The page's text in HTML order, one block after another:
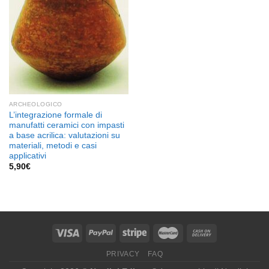
ARCHEOLOGICO
L’integrazione formale di
manufatti ceramici con impasti
a base acrilica: valutazioni su
materiali, metodi e casi
applicativi
5,90€
PRIVACY FAQ